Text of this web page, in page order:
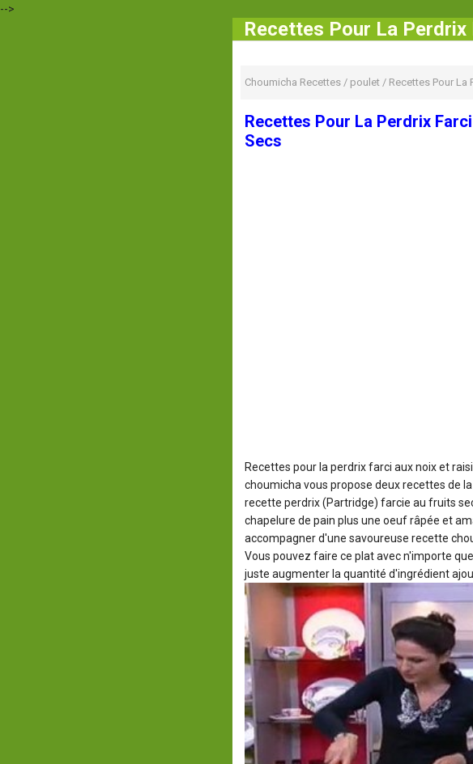
-->
Recettes Pour La
Choumicha Recettes / poulet / Recettes Pour La
Recettes Pour La Perdrix
Secs
Recettes pour la perdrix farci aux noix et
choumicha vous propose deux recettes de
recette perdrix (Partridge) farcie au fruits
chapelure de pain plus une oeuf râpée et
accompagner d'une savoureuse recette
Vous pouvez faire ce plat avec n'importe
juste augmenter la quantité d'ingrédient